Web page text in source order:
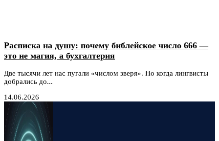
Расписка на душу: почему библейское число 666 —
это не магия, а бухгалтерия
Две тысячи лет нас пугали «числом зверя». Но когда лингвисты
добрались до...
14.06.2026